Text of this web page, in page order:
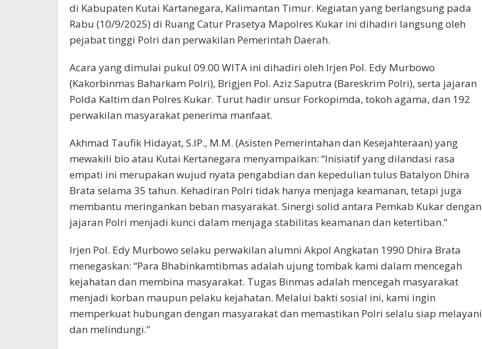
di Kabupaten Kutai Kartanegara, Kalimantan Timur. Kegiatan yang berlangsung pada
Rabu (10/9/2025) di Ruang Catur Prasetya Mapolres Kukar ini dihadiri langsung oleh
pejabat tinggi Polri dan perwakilan Pemerintah Daerah.
Acara yang dimulai pukul 09.00 WITA ini dihadiri oleh Irjen Pol. Edy Murbowo
(Kakorbinmas Baharkam Polri), Brigjen Pol. Aziz Saputra (Bareskrim Polri), serta jajaran
Polda Kaltim dan Polres Kukar. Turut hadir unsur Forkopimda, tokoh agama, dan 192
perwakilan masyarakat penerima manfaat.
Akhmad Taufik Hidayat, S.IP., M.M. (Asisten Pemerintahan dan Kesejahteraan) yang
mewakili bio atau Kutai Kertanegara menyampaikan: “Inisiatif yang dilandasi rasa
empati ini merupakan wujud nyata pengabdian dan kepedulian tulus Batalyon Dhira
Brata selama 35 tahun. Kehadiran Polri tidak hanya menjaga keamanan, tetapi juga
membantu meringankan beban masyarakat. Sinergi solid antara Pemkab Kukar dengan
jajaran Polri menjadi kunci dalam menjaga stabilitas keamanan dan ketertiban.”
Irjen Pol. Edy Murbowo selaku perwakilan alumni Akpol Angkatan 1990 Dhira Brata
menegaskan: “Para Bhabinkamtibmas adalah ujung tombak kami dalam mencegah
kejahatan dan membina masyarakat. Tugas Binmas adalah mencegah masyarakat
menjadi korban maupun pelaku kejahatan. Melalui bakti sosial ini, kami ingin
memperkuat hubungan dengan masyarakat dan memastikan Polri selalu siap melayani
dan melindungi.”